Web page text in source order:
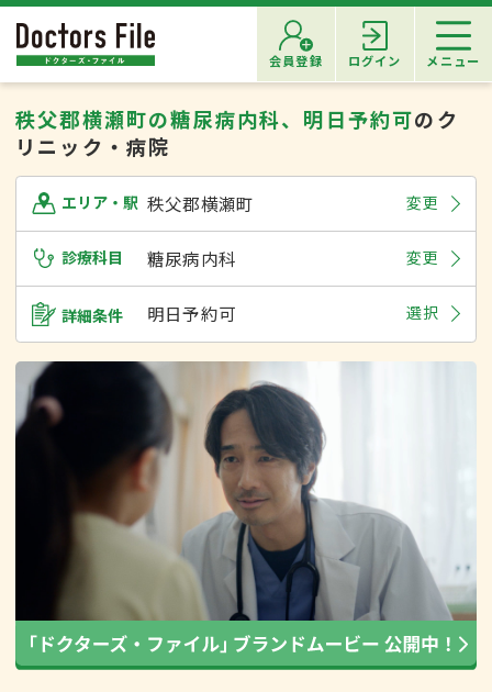
会員登録 ログイン メニュー
秩父郡横瀬町の糖尿病内科、明日予約可のク
リニック・病院
エリア・駅 秩父郡横瀬町 変更
診療科目 糖尿病内科 変更
詳細条件 明日予約可 選択